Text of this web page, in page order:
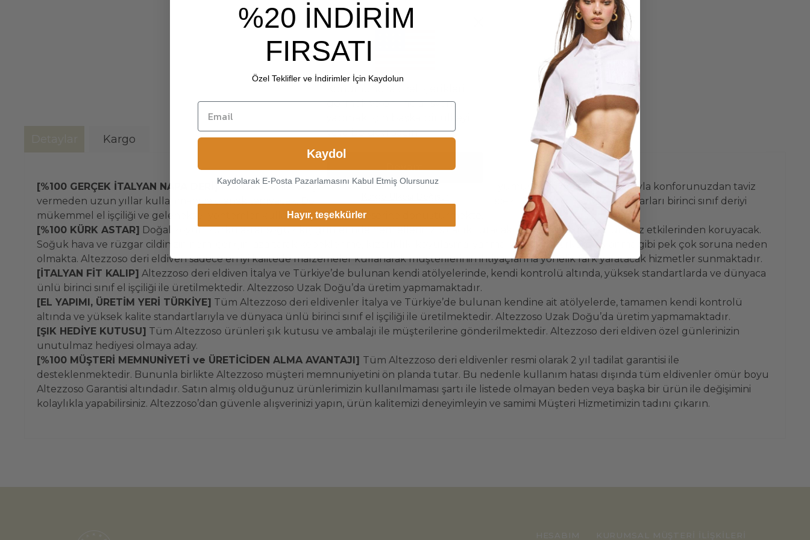
Kargo
[%100 GERÇEK İTALYAN NAPA DERİ]Premium kalitede gerçek İtalyan napa kuzu derisi doğal, yumuşak ve dayanaklı yapısıyla konforunuzdan taviz
vermeden uzun yıllar kullanmanıza olanak tanıyacak. Doğal deri sayesinde cildiniz nefes alabilecek. Dünya’nın en iyi zanaatkarları birinci sınıf deriyi
mükemmel el işçiliği ve geleneksel yöntemler kullanılarak bir sanat eserine dönüştürmekte.
[%100 KÜRK ASTAR] Doğal koyun kürkü astar soğuk kış günlerinde hem ellerinizi sıcacık tutacak, hem de rüzgarın olumsuz etkilerinden koruyacak.
Soğuk hava ve rüzgar cildinizin nem içeriğini azaltarak kepeklenme, kızarıklık, koyulaşma, yanma, kaşıntı ve erken yaşlanma gibi pek çok soruna neden
olmakta. Altezzoso deri eldiven sadece en iyi kalitede malzemeler kullanarak müşterilerinin ihtiyaçlarına yönelik fark yaratacak hizmetler sunmaktadır.
[İTALYAN FİT KALIP] Altezzoso deri eldiven İtalya ve Türkiye’de bulunan kendi atölyelerinde, kendi kontrolü altında, yüksek standartlarda ve dünyaca
ünlü birinci sınıf el işçiliği ile üretilmektedir. Altezzoso Uzak Doğu’da üretim yapmamaktadır.
[EL YAPIMI, ÜRETİM YERİ TÜRKİYE] Tüm Altezzoso deri eldivenler İtalya ve Türkiye’de bulunan kendine ait atölyelerde, tamamen kendi kontrolü
altında ve yüksek kalite standartlarıyla ve dünyaca ünlü birinci sınıf el işçiliği ile üretilmektedir. Altezzoso Uzak Doğu’da üretim yapmamaktadır.
[ŞIK HEDİYE KUTUSU] Tüm Altezzoso ürünleri şık kutusu ve ambalajı ile müşterilerine gönderilmektedir. Altezzoso deri eldiven özel günlerinizin
unutulmaz hediyesi olmaya aday.
[%100 MÜŞTERİ MEMNUNİYETİ ve ÜRETİCİDEN ALMA AVANTAJI] Tüm Altezzoso deri eldivenler resmi olarak 2 yıl tadilat garantisi ile
desteklenmektedir. Bununla birlikte Altezzoso müşteri memnuniyetini ön planda tutar. Bu nedenle kullanım hatası dışında tüm eldivenler ömür boyu
Altezzoso Garantisi altındadır. Satın almış olduğunuz ürünlerimizin kullanılmaması şartı ile listede olmayan beden veya başka bir ürün ile değişimini
kolaylıkla yapabilirsiniz. Altezzoso’dan güvenle alışverinizi yapın, ürün kalitemizi deneyimleyin ve samimi Müşteri Hizmetimizin tadını çıkarın.
görmek ve online alışveriş
veya bölgeyi seçin.
Devam
%20 İNDİRİM
FIRSATI
Özel Teklifler ve İndirimler İçin Kaydolun
Kaydol
Kaydolarak E-Posta Pazarlamasını Kabul Etmiş Olursunuz
Hayır, teşekkürler